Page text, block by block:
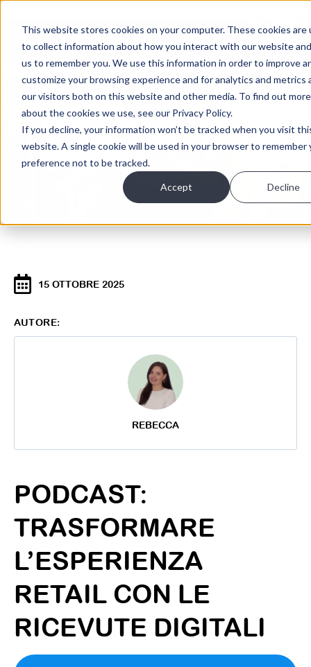
This website stores cookies on your computer. These cookies are
to collect information about how you interact with our website
us to remember you. We use this information in order to improve
customize your browsing experience and for analytics and metrics
our visitors both on this website and other media. To find out more
about the cookies we use, see our Privacy Policy.
If you decline, your information won’t be tracked when you visit
website. A single cookie will be used in your browser to remember
preference not to be tracked.
Accept Decline
15 OTTOBRE 2025
AUTORE:
REBECCA
PODCAST:
TRASFORMARE
L’ESPERIENZA
RETAIL CON LE
RICEVUTE DIGITALI